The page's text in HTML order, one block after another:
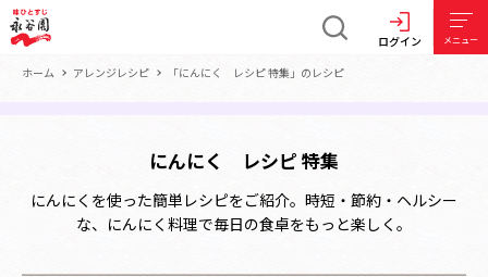
ログイン メニュー
ホーム アレンジレシピ 「にんにく レシピ 特集」のレシピ
にんにく レシピ 特集
にんにくを使った簡単レシピをご紹介。時短・節約・ヘルシー
な、にんにく料理で毎日の食卓をもっと楽しく。